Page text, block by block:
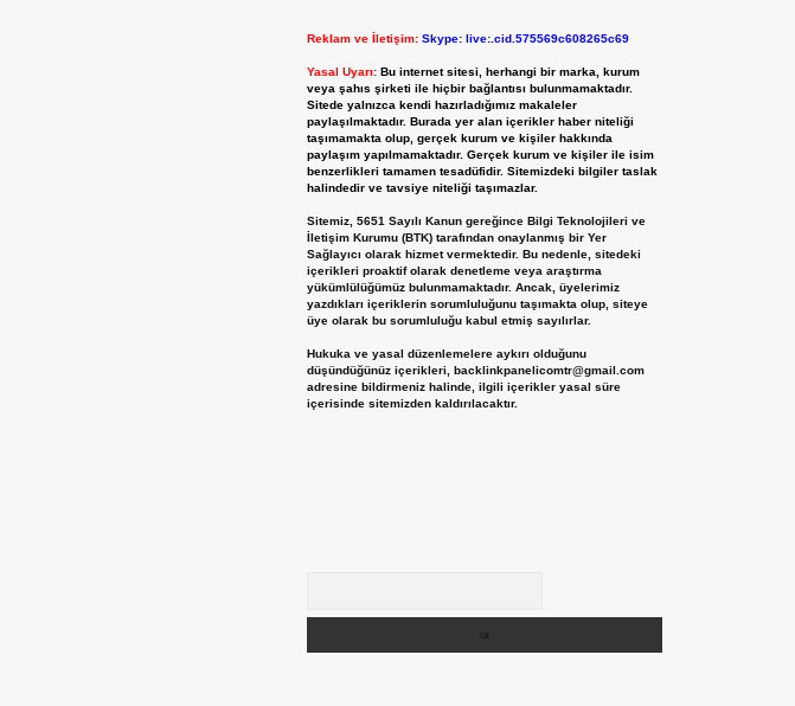
Reklam ve İletişim: Skype: live:.cid.575569c608265c69
Yasal Uyarı: Bu internet sitesi, herhangi bir marka, kurum
veya şahıs şirketi ile hiçbir bağlantısı bulunmamaktadır.
Sitede yalnızca kendi hazırladığımız makaleler
paylaşılmaktadır. Burada yer alan içerikler haber niteliği
taşımamakta olup, gerçek kurum ve kişiler hakkında
paylaşım yapılmamaktadır. Gerçek kurum ve kişiler ile isim
benzerlikleri tamamen tesadüfidir. Sitemizdeki bilgiler taslak
halindedir ve tavsiye niteliği taşımazlar.
Sitemiz, 5651 Sayılı Kanun gereğince Bilgi Teknolojileri ve
İletişim Kurumu (BTK) tarafından onaylanmış bir Yer
Sağlayıcı olarak hizmet vermektedir. Bu nedenle, sitedeki
içerikleri proaktif olarak denetleme veya araştırma
yükümlülüğümüz bulunmamaktadır. Ancak, üyelerimiz
yazdıkları içeriklerin sorumluluğunu taşımakta olup, siteye
üye olarak bu sorumluluğu kabul etmiş sayılırlar.
Hukuka ve yasal düzenlemelere aykırı olduğunu
düşündüğünüz içerikleri, backlinkpanelicomtr@gmail.com
adresine bildirmeniz halinde, ilgili içerikler yasal süre
içerisinde sitemizden kaldırılacaktır.